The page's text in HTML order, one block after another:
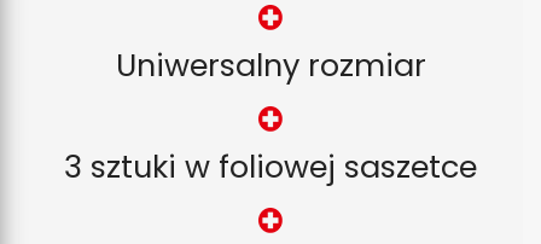
Uniwersalny rozmiar
3 sztuki w foliowej saszetce